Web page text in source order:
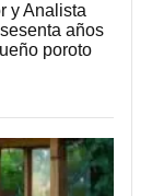
y Analista
años
poroto